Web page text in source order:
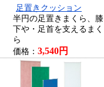
足置きクッション
半円の足置きまくら、膝
下や・足首を支えるまく
ら
価格： 3,540円